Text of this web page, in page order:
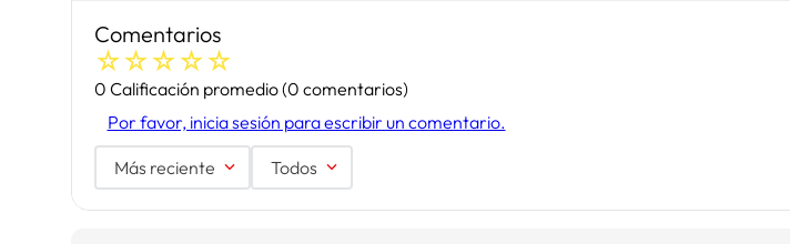
Comentarios
☆☆☆☆☆
0 Calificación promedio(0 comentarios)
Por favor, inicia sesión para escribir un comentario.
Más reciente Todos